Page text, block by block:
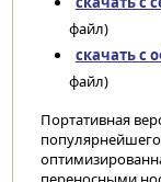
файл)
скачать с
файл)
Портативная